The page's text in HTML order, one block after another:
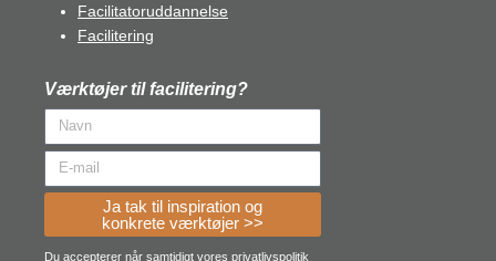
Facilitatoruddannelse
Facilitering
Værktøjer til facilitering?
Ja tak til inspiration og
konkrete værktøjer >>
Du accepterer når samtidigt vores privatlivspolitik